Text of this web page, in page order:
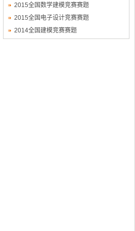
2015全国数学建模竞赛赛题
2015全国电子设计竞赛赛题
2014全国建模竞赛赛题